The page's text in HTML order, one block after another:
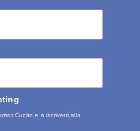
Cucito e a iscriverti alla